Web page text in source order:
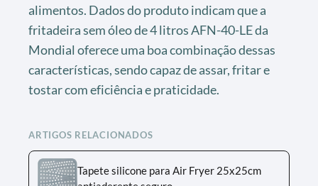
alimentos. Dados do produto indicam que a
fritadeira sem óleo de 4 litros AFN-40-LE da
Mondial oferece uma boa combinação dessas
características, sendo capaz de assar, fritar e
tostar com eficiência e praticidade.
ARTIGOS RELACIONADOS
Tapete silicone para Air Fryer 25x25cm